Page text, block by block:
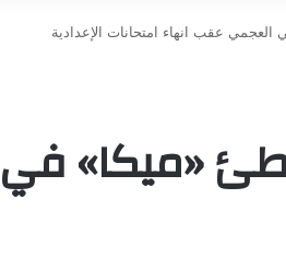
عقب انهاء امتحانات الإعدادية
«ميكا»